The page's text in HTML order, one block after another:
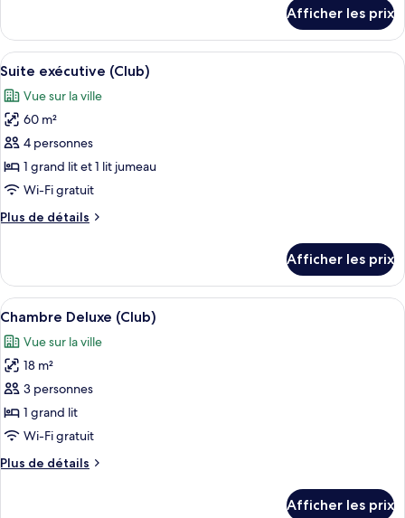
(Club)
Suite
Premier
(Club)
Afficher les prix
Afficher
toutes
les
photos
pour
ce
type
chambre :
(Club)
Suite exécutive (Club) | Coffre-fort,
6
Suite exécutive (Club)
Vue sur la ville
60 m²
4 personnes
1 grand lit et 1 lit jumeau
Wi-Fi gratuit
Plus de détails
Plus
Suite
exécutive
(Club)
Afficher les prix
Afficher
toutes
les
photos
pour
ce
type
chambre :
Chambre Deluxe (Club) | Coffre-fort,
5
Chambre Deluxe (Club)
Vue sur la ville
18 m²
3 personnes
1 grand lit
Wi-Fi gratuit
Plus de détails
Plus
Afficher les prix